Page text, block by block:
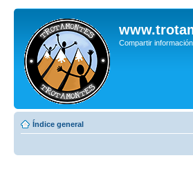
Compartir
Índice general